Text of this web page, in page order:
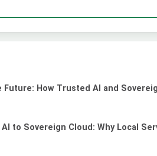
Future: How Trusted AI and
AI to Sovereign Cloud: Why Local